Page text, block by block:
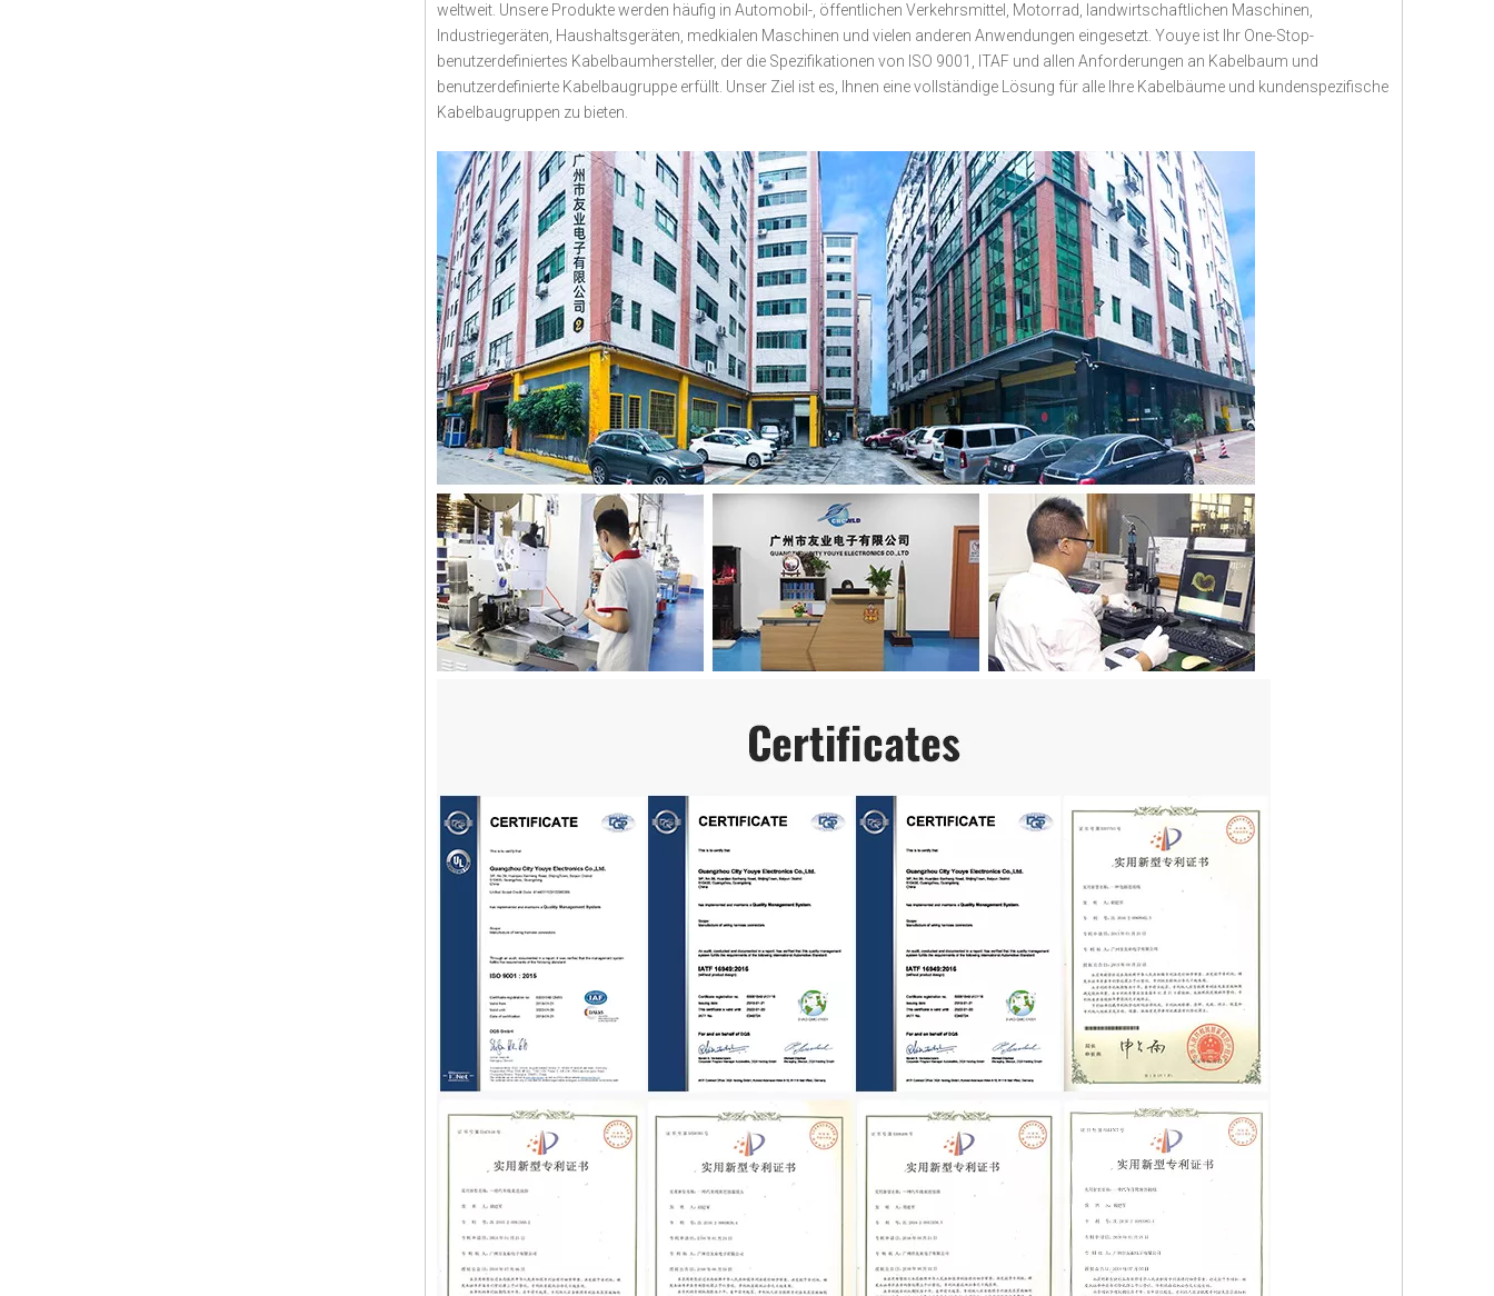
weltweit. Unsere Produkte werden häufig in Automobil-, öffentlichen Verkehrsmittel, Motorrad, landwirtschaftlichen Maschinen,
Industriegeräten, Haushaltsgeräten, medkialen Maschinen und vielen anderen Anwendungen eingesetzt. Youye ist Ihr One-Stop-
benutzerdefiniertes Kabelbaumhersteller, der die Spezifikationen von ISO 9001, ITAF und allen Anforderungen an Kabelbaum und
benutzerdefinierte Kabelbaugruppe erfüllt. Unser Ziel ist es, Ihnen eine vollständige Lösung für alle Ihre Kabelbäume und kundenspezifische
Kabelbaugruppen zu bieten.